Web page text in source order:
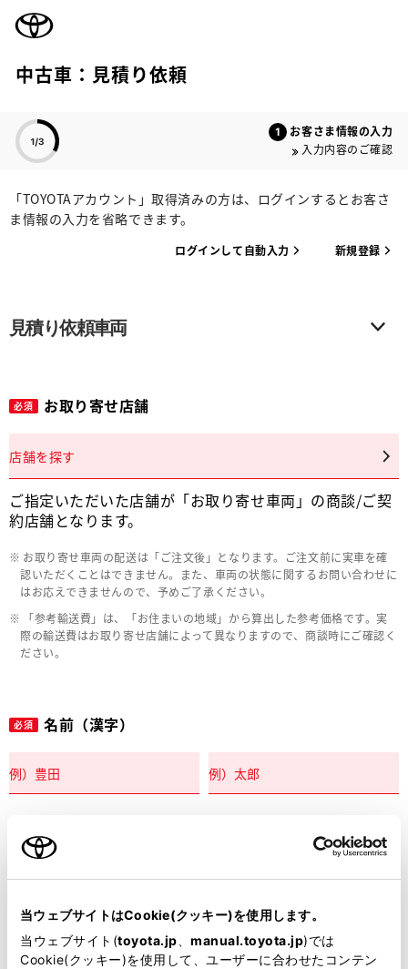
当ウェブサイトはCookie(クッキー)を使用します。
当ウェブサイト(toyota.jp manual.toyota.jp)では
Cookie(クッキー)を使用して、ユーザーに合わせたコンテン
中古車：見積り依頼
お客さま情報の入力
入力内容のご確認
「TOYOTAアカウント」取得済みの方は、ログインするとお客さ
ま情報の入力を省略できます。
ログインして自動入力 新規登録
見積り依頼車両
必須 お取り寄せ店舗
店舗を探す
ご指定いただいた店舗が「お取り寄せ車両」の商談/ご契
約店舗となります。
お取り寄せ車両の配送は「ご注文後」となります。ご注文前に実車を確
認いただくことはできません。また、車両の状態に関するお問い合わせに
はお応えできませんので、予めご了承ください。
「参考輸送費」は、「お住まいの地域」から算出した参考価格です。実
際の輸送費はお取り寄せ店舗によって異なりますので、商談時にご確認く
ださい。
必須 名前（漢字）
必須 名前（カナ）